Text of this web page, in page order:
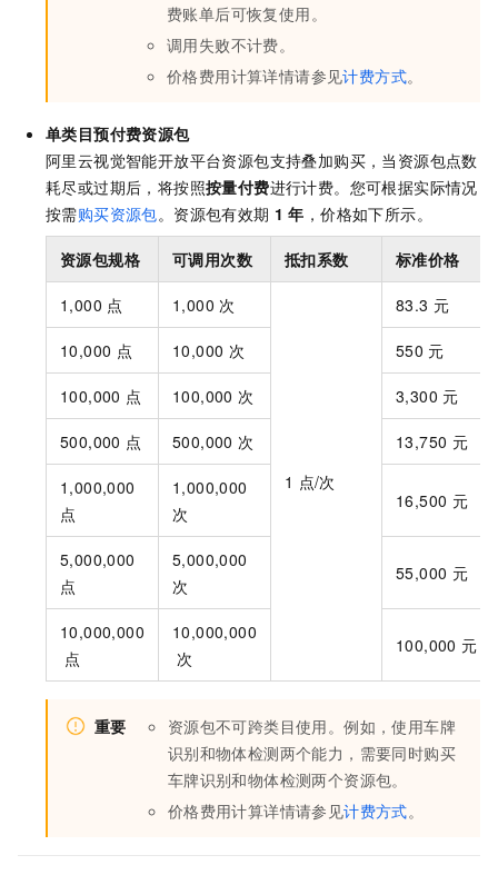
费账单后可恢复使用。
调用失败不计费。
价格费用计算详情请参见计费方式。
单类目预付费资源包
阿里云视觉智能开放平台资源包支持叠加购买，当资源包点数
耗尽或过期后，将按照按量付费进行计费。您可根据实际情况
按需购买资源包。资源包有效期 1 年 ，价格如下所示。
资源包规格 可调用次数 抵扣系数 标准价格
1,000 点 1,000 次
1 点/次
83.3 元
10,000 点 10,000 次 550 元
100,000 点 100,000 次 3,300 元
500,000 点 500,000 次 13,750 元
1,000,000
点
1,000,000
次
16,500 元
5,000,000
点
5,000,000
次
55,000 元
10,000,000
点
10,000,000
次
100,000 元
重要
资源包不可跨类目使用。例如，使用车牌
识别和物体检测两个能力，需要同时购买
车牌识别和物体检测两个资源包。
价格费用计算详情请参见计费方式。